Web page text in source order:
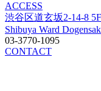
ACCESS
渋谷区道玄坂2-14-8 5F
Shibuya Ward
03-3770-1095
CONTACT